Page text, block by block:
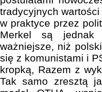
tradycyjnych
w praktyce przez
Merkel są jednak
ważniejsze, niż
się z komunistami i
kropką, Razem z
Tak samo zresztą